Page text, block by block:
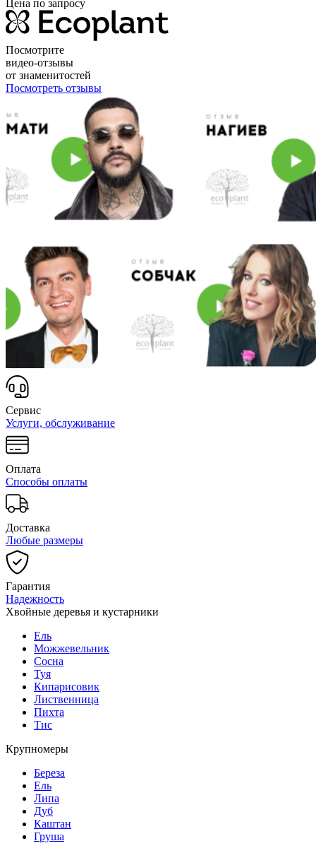
Цена по запросу
Посмотрите
видео-отзывы
от знаменитостей
Посмотреть отзывы
Сервис
Услуги, обслуживание
Оплата
Способы оплаты
Доставка
Любые размеры
Гарантия
Надежность
Хвойные деревья и кустарники
Ель
Можжевельник
Сосна
Туя
Кипарисовик
Лиственница
Пихта
Тис
Крупномеры
Береза
Ель
Липа
Дуб
Каштан
Груша